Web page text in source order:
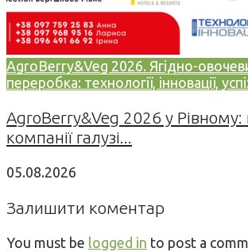
AgroBerry&Veg 2026. Ягідно-
переробка: технології, інновації,
AgroBerry&Veg 2026 у Рівному:
компанії галузі...
05.08.2026
Залишити коментар
You must be logged in to post a